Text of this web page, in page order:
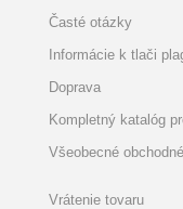
Časté otázky
Informácie k tlači
Doprava
Kompletný katalóg
Všeobecné
Vrátenie tovaru